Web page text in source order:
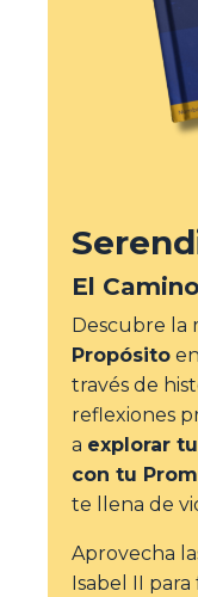
El
Descubre la
Propósito
través de
reflexiones
a explorar
con tu
te llena de
Aprovecha
Isabel II